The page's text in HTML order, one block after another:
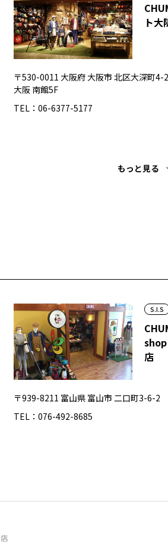
ト大
〒530-0011 大阪府 大阪市 北区大深町4-
大阪 南館5F
TEL：06-6377-5177
もっと見る
S.I.S
店
〒939-8211 富山県 富山市 二口町3-6-2
TEL：076-492-8685